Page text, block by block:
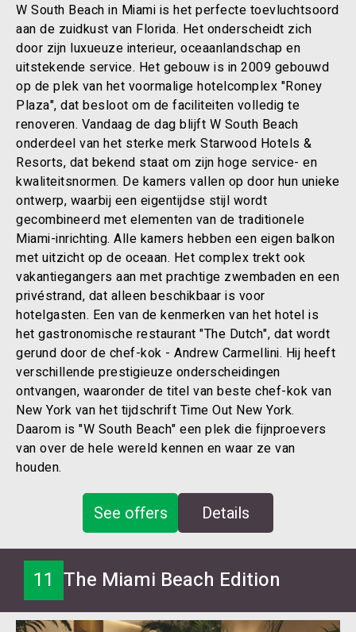
W South Beach in Miami is het perfecte toevluchtsoord
aan de zuidkust van Florida. Het onderscheidt zich
door zijn luxueuze interieur, oceaanlandschap en
uitstekende service. Het gebouw is in 2009 gebouwd
op de plek van het voormalige hotelcomplex "Roney
Plaza", dat besloot om de faciliteiten volledig te
renoveren. Vandaag de dag blijft W South Beach
onderdeel van het sterke merk Starwood Hotels &
Resorts, dat bekend staat om zijn hoge service- en
kwaliteitsnormen. De kamers vallen op door hun unieke
ontwerp, waarbij een eigentijdse stijl wordt
gecombineerd met elementen van de traditionele
Miami-inrichting. Alle kamers hebben een eigen balkon
met uitzicht op de oceaan. Het complex trekt ook
vakantiegangers aan met prachtige zwembaden en een
privéstrand, dat alleen beschikbaar is voor
hotelgasten. Een van de kenmerken van het hotel is
het gastronomische restaurant "The Dutch", dat wordt
gerund door de chef-kok - Andrew Carmellini. Hij heeft
verschillende prestigieuze onderscheidingen
ontvangen, waaronder de titel van beste chef-kok van
New York van het tijdschrift Time Out New York.
Daarom is "W South Beach" een plek die fijnproevers
van over de hele wereld kennen en waar ze van
houden.
See offers Details
11 The Miami Beach Edition